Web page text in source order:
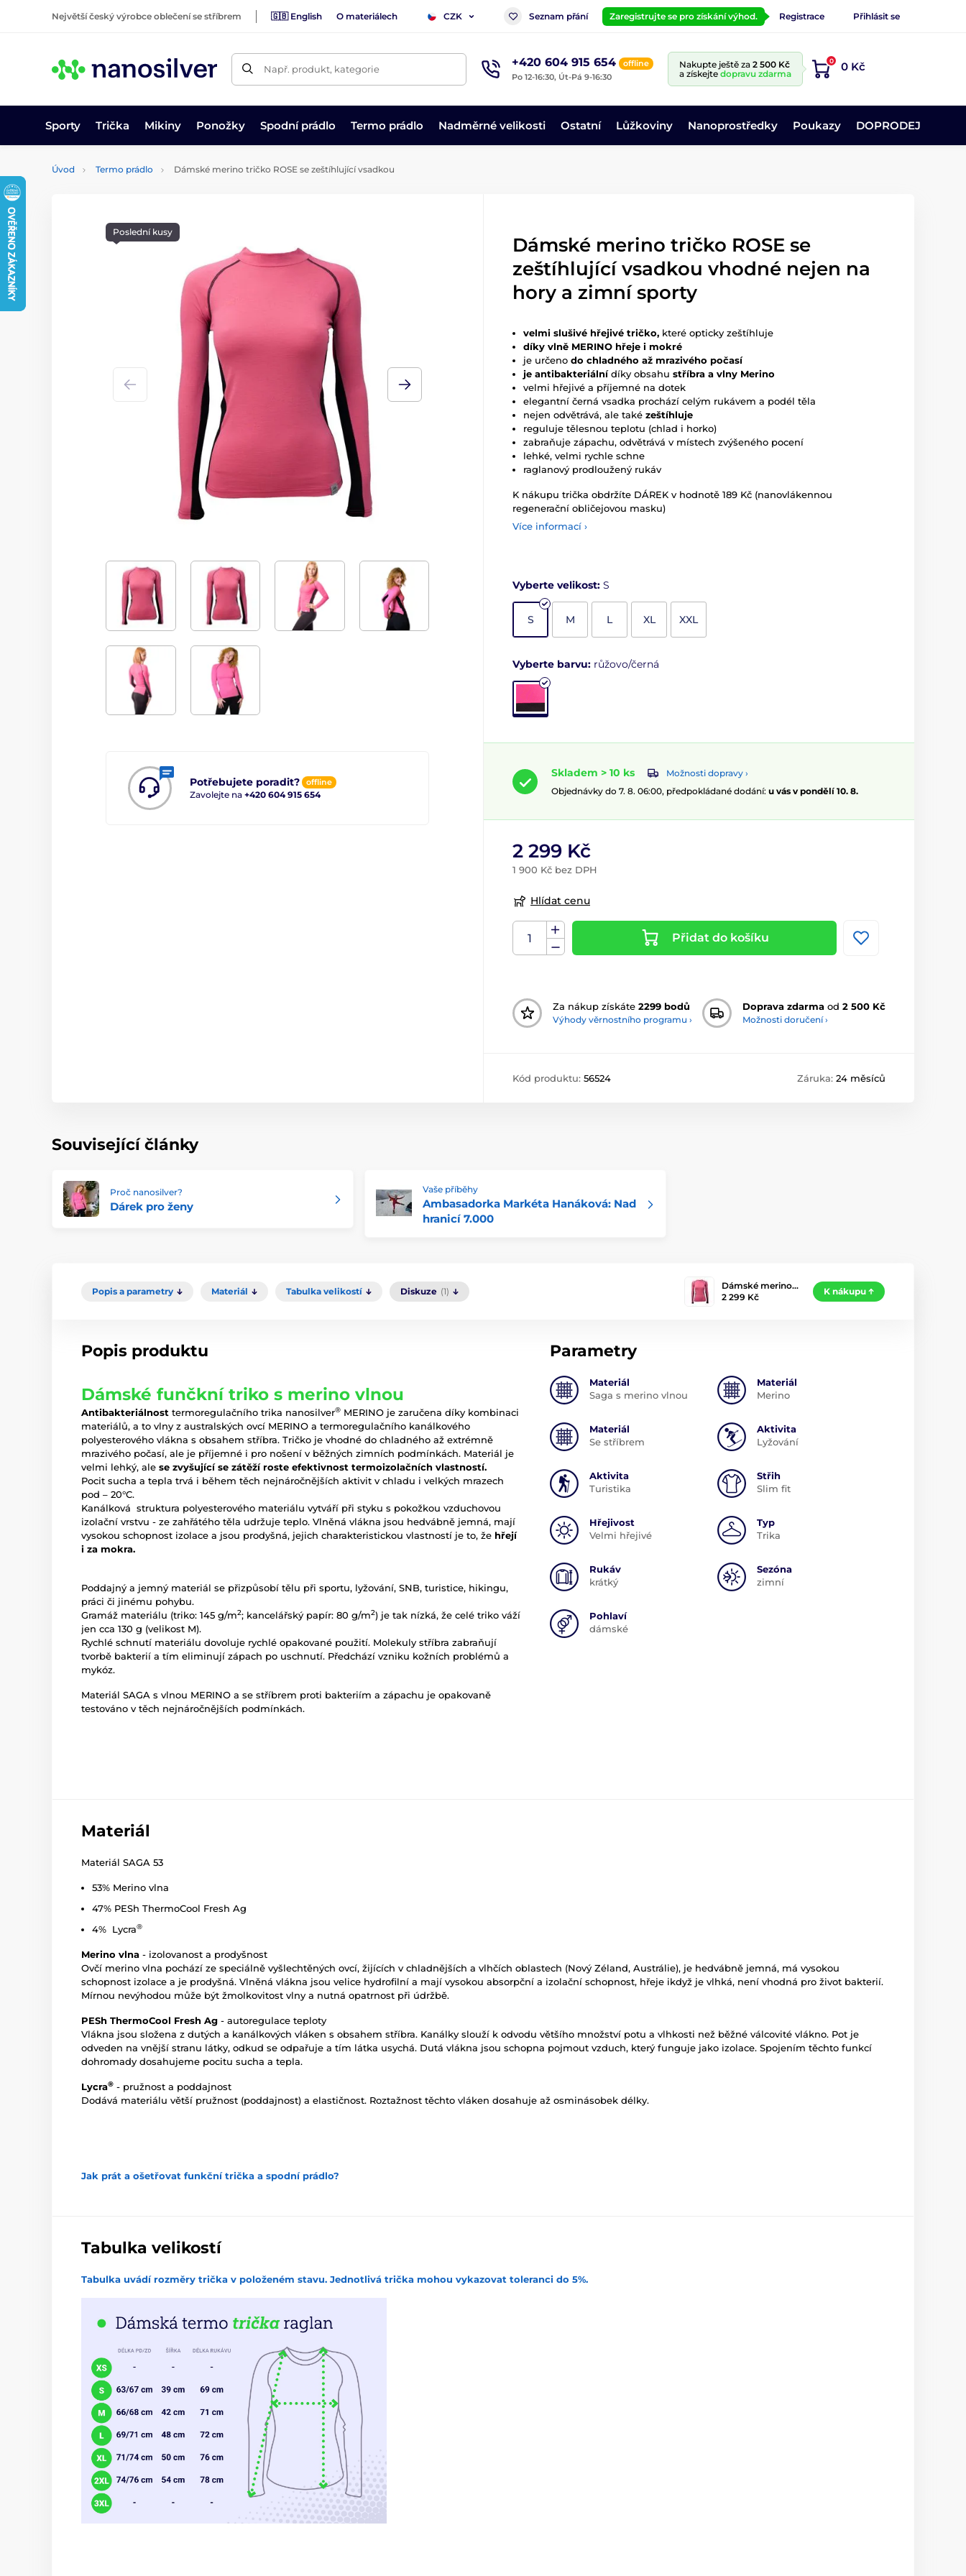
Největší český výrobce oblečení se stříbrem 🇬🇧 English O materiálech CZK Seznam přání Zaregistrujte se pro získání výhod. Registrace Přihlásit se
Např. produkt, kategorie +420 604 915 654
offline
Po 12-16:30, Út-Pá 9-16:30
Nakupte ještě za 2 500 Kč
a získejte dopravu zdarma
0 0 Kč
Sporty Trička Mikiny Ponožky Spodní prádlo Termo prádlo Nadměrné velikosti Ostatní Lůžkoviny Nanoprostředky Poukazy DOPRODEJ
Úvod Termo prádlo Dámské merino tričko ROSE se zeštíhlující vsadkou
Potřebujete poradit? offline
Zavolejte na +420 604 915 654
Poslední kusy
Dámské merino tričko ROSE se
zeštíhlující vsadkou vhodné nejen na
hory a zimní sporty
velmi slušivé hřejivé tričko, které opticky zeštíhluje
díky vlně MERINO hřeje i mokré
je určeno do chladného až mrazivého počasí
je antibakteriálnídíky obsahu stříbra a vlny Merino
velmi hřejivé a příjemné na dotek
elegantní černá vsadka prochází celým rukávem a podél těla
nejen odvětrává, ale také zeštíhluje
reguluje tělesnou teplotu (chlad i horko)
zabraňuje zápachu, odvětrává v místech zvýšeného pocení
lehké, velmi rychle schne
raglanový prodloužený rukáv
K nákupu trička obdržíte DÁREK v hodnotě 189 Kč (nanovlákennou
regenerační obličejovou masku)
Více informací ›
Vyberte velikost: S
S M L XL XXL
Vyberte barvu: růžovo/černá
Skladem > 10 ks
Možnosti dopravy ›
Objednávky do 7. 8. 06:00, předpokládané dodání: u vás v pondělí 10. 8.
2 299 Kč
1 900 Kč bez DPH
Hlídat cenu
Přidat do košíku
Za nákup získáte 2299 bodů
Výhody věrnostního programu ›
Doprava zdarma od 2 500 Kč
Možnosti doručení ›
Kód produktu: 56524 Záruka: 24 měsíců
Související články
Proč nanosilver?
Dárek pro ženy
Vaše příběhy
Ambasadorka Markéta Hanáková: Nad
hranicí 7.000
Popis a parametry Materiál Tabulka velikostí Diskuze (1)
Dámské merino…
2 299 Kč
K nákupu
Popis produktu
Dámské funčkní triko s merino vlnou
Antibakteriálnost termoregulačního trika nanosilver® MERINO je zaručena díky kombinaci
materiálů, a to vlny z australských ovcí MERINO a termoregulačního kanálkového
polyesterového vlákna s obsahem stříbra. Tričko je vhodné do chladného až extrémně
mrazivého počasí, ale je příjemné i pro nošení v běžných zimních podmínkách. Materiál je
velmi lehký, ale se zvyšující se zátěží roste efektivnost termoizolačních vlastností.
Pocit sucha a tepla trvá i během těch nejnáročnějších aktivit v chladu i velkých mrazech
pod – 20°C.
Kanálková struktura polyesterového materiálu vytváří při styku s pokožkou vzduchovou
izolační vrstvu - ze zahřátého těla udržuje teplo. Vlněná vlákna jsou hedvábně jemná, mají
vysokou schopnost izolace a jsou prodyšná, jejich charakteristickou vlastností je to, že hřejí
i za mokra.
Poddajný a jemný materiál se přizpůsobí tělu při sportu, lyžování, SNB, turistice, hikingu,
práci či jinému pohybu.
Gramáž materiálu (triko: 145 g/m2; kancelářský papír: 80 g/m2) je tak nízká, že celé triko váží
jen cca 130 g (velikost M).
Rychlé schnutí materiálu dovoluje rychlé opakované použití. Molekuly stříbra zabraňují
tvorbě bakterií a tím eliminují zápach po uschnutí. Předchází vzniku kožních problémů a
mykóz.
Materiál SAGA s vlnou MERINO a se stříbrem proti bakteriím a zápachu je opakovaně
testováno v těch nejnáročnějších podmínkách.
Parametry
Materiál
Saga s merino vlnou
Materiál
Merino
Materiál
Se stříbrem
Aktivita
Lyžování
Aktivita
Turistika
Střih
Slim fit
Hřejivost
Velmi hřejivé
Typ
Trika
Rukáv
krátký
Sezóna
zimní
Pohlaví
dámské
Materiál
Materiál SAGA 53
53% Merino vlna
47% PESh ThermoCool Fresh Ag
4% Lycra®
Merino vlna - izolovanost a prodyšnost
Ovčí merino vlna pochází ze speciálně vyšlechtěných ovcí, žijících v chladnějších a vlhčích oblastech (Nový Zéland, Austrálie), je hedvábně jemná, má vysokou
schopnost izolace a je prodyšná. Vlněná vlákna jsou velice hydrofilní a mají vysokou absorpční a izolační schopnost, hřeje ikdyž je vlhká, není vhodná pro život bakterií.
Mírnou nevýhodou může být žmolkovitost vlny a nutná opatrnost při údržbě.
PESh ThermoCool Fresh Ag - autoregulace teploty
Vlákna jsou složena z dutých a kanálkových vláken s obsahem stříbra. Kanálky slouží k odvodu většího množství potu a vlhkosti než běžné válcovité vlákno. Pot je
odveden na vnější stranu látky, odkud se odpařuje a tím látka usychá. Dutá vlákna jsou schopna pojmout vzduch, který funguje jako izolace. Spojením těchto funkcí
dohromady dosahujeme pocitu sucha a tepla.
Lycra® - pružnost a poddajnost
Dodává materiálu větší pružnost (poddajnost) a elastičnost. Roztažnost těchto vláken dosahuje až osminásobek délky.
Jak prát a ošetřovat funkční trička a spodní prádlo?
Tabulka velikostí
Tabulka uvádí rozměry trička v položeném stavu. Jednotlivá trička mohou vykazovat toleranci do 5%.